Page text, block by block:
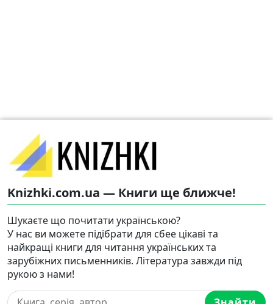
Knizhki.com.ua — Книги ще ближче!
Шукаєте що почитати українською?
У нас ви можете підібрати для сбее цікаві та
найкращі книги для читання українських та
зарубіжних письменників. Література завжди під
рукою з нами!